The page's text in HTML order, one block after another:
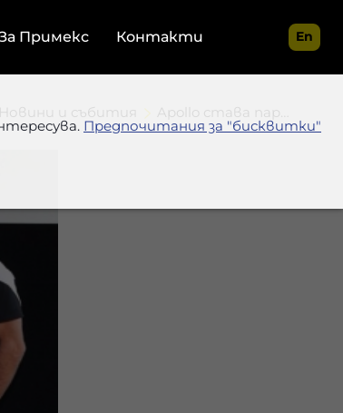
Предпочитания за "бисквитки"
Примекс Контакти En
Новини и събития Apollo става партньор на Манчестър Юнайтед